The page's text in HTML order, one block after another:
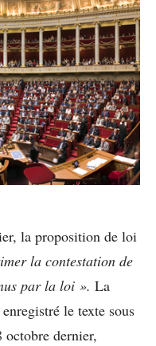
la proposition de loi
la contestation de
par la loi ». La
le texte sous
dernier,